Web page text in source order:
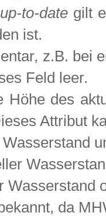
up-to-date gilt
ist.
z.B. bei
Feld leer.
Höhe des
Attribut
Wasserstand
da